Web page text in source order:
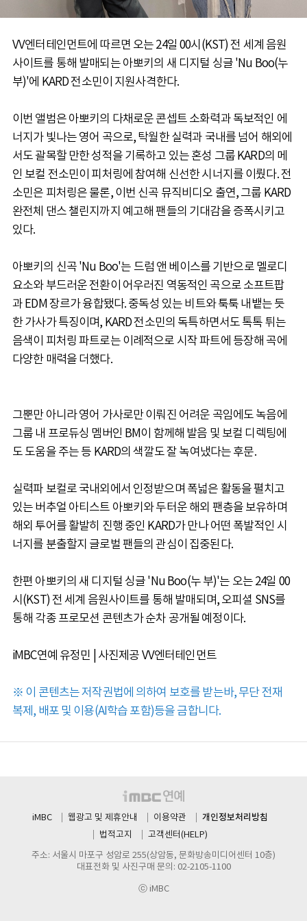
VV엔터테인먼트에 따르면 오는 24일 00시(KST) 전 세계 음원
사이트를 통해 발매되는 아뽀키의 새 디지털 싱글 'Nu Boo(누
부)'에 KARD 전소민이 지원사격한다.
이번 앨범은 아뽀키의 다채로운 콘셉트 소화력과 독보적인 에
너지가 빛나는 영어 곡으로, 탁월한 실력과 국내를 넘어 해외에
서도 괄목할 만한 성적을 기록하고 있는 혼성 그룹 KARD의 메
인 보컬 전소민이 피처링에 참여해 신선한 시너지를 이뤘다. 전
소민은 피처링은 물론, 이번 신곡 뮤직비디오 출연, 그룹 KARD
완전체 댄스 챌린지까지 예고해 팬들의 기대감을 증폭시키고
있다.
아뽀키의 신곡 'Nu Boo'는 드럼 앤 베이스를 기반으로 멜로디
요소와 부드러운 전환이 어우러진 역동적인 곡으로 소프트팝
과 EDM 장르가 융합됐다. 중독성 있는 비트와 툭툭 내뱉는 듯
한 가사가 특징이며, KARD 전소민의 독특하면서도 톡톡 튀는
음색이 피처링 파트로는 이례적으로 시작 파트에 등장해 곡에
다양한 매력을 더했다.
그뿐만 아니라 영어 가사로만 이뤄진 어려운 곡임에도 녹음에
그룹 내 프로듀싱 멤버인 BM이 함께해 발음 및 보컬 디렉팅에
도 도움을 주는 등 KARD의 색깔도 잘 녹여냈다는 후문.
실력파 보컬로 국내외에서 인정받으며 폭넓은 활동을 펼치고
있는 버추얼 아티스트 아뽀키와 두터운 해외 팬층을 보유하며
해외 투어를 활발히 진행 중인 KARD가 만나 어떤 폭발적인 시
너지를 분출할지 글로벌 팬들의 관심이 집중된다.
한편 아뽀키의 새 디지털 싱글 'Nu Boo(누 부)'는 오는 24일 00
시(KST) 전 세계 음원사이트를 통해 발매되며, 오피셜 SNS를
통해 각종 프로모션 콘텐츠가 순차 공개될 예정이다.
iMBC연예 유정민 | 사진제공 VV엔터테인먼트
※ 이 콘텐츠는 저작권법에 의하여 보호를 받는바, 무단 전재
복제, 배포 및 이용(AI학습 포함)등을 금합니다.
iMBC 웹광고 및 제휴안내 이용약관 개인정보처리방침
법적고지
고객센터(HELP)
주소: 서울시 마포구 성암로 255(상암동, 문화방송미디어센터 10층)
대표전화 및 사진구매 문의: 02-2105-1100
ⓒ iMBC